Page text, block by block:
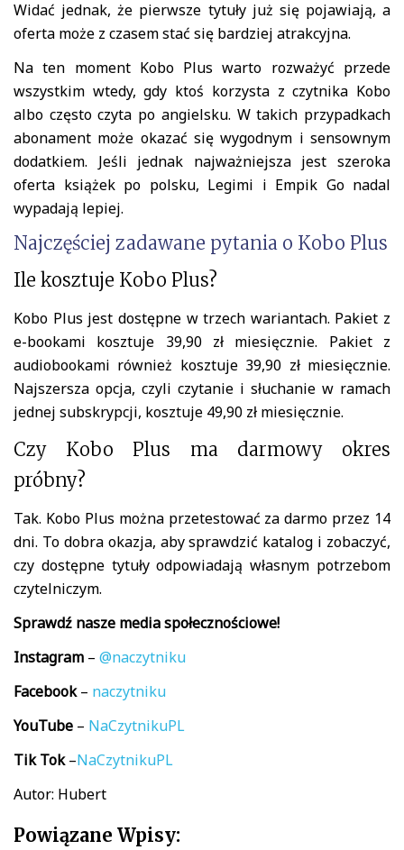
Widać jednak, że pierwsze tytuły już się pojawiają, a
oferta może z czasem stać się bardziej atrakcyjna.
Na ten moment Kobo Plus warto rozważyć przede
wszystkim wtedy, gdy ktoś korzysta z czytnika Kobo
albo często czyta po angielsku. W takich przypadkach
abonament może okazać się wygodnym i sensownym
dodatkiem. Jeśli jednak najważniejsza jest szeroka
oferta książek po polsku, Legimi i Empik Go nadal
wypadają lepiej.
Najczęściej zadawane pytania o Kobo Plus
Ile kosztuje Kobo Plus?
Kobo Plus jest dostępne w trzech wariantach. Pakiet z
e-bookami kosztuje 39,90 zł miesięcznie. Pakiet z
audiobookami również kosztuje 39,90 zł miesięcznie.
Najszersza opcja, czyli czytanie i słuchanie w ramach
jednej subskrypcji, kosztuje 49,90 zł miesięcznie.
Czy Kobo Plus ma darmowy okres
próbny?
Tak. Kobo Plus można przetestować za darmo przez 14
dni. To dobra okazja, aby sprawdzić katalog i zobaczyć,
czy dostępne tytuły odpowiadają własnym potrzebom
czytelniczym.
Sprawdź nasze media społecznościowe!
Instagram – @naczytniku
Facebook– naczytniku
YouTube – NaCzytnikuPL
Tik Tok–NaCzytnikuPL
Autor: Hubert
Powiązane Wpisy: